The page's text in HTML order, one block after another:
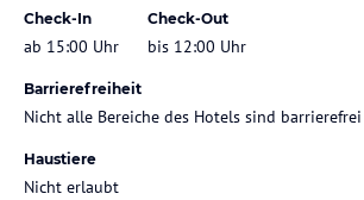
Check-In
ab 15:00 Uhr
Check-Out
bis 12:00 Uhr
Barrierefreiheit
Nicht alle Bereiche des Hotels sind
Haustiere
Nicht erlaubt